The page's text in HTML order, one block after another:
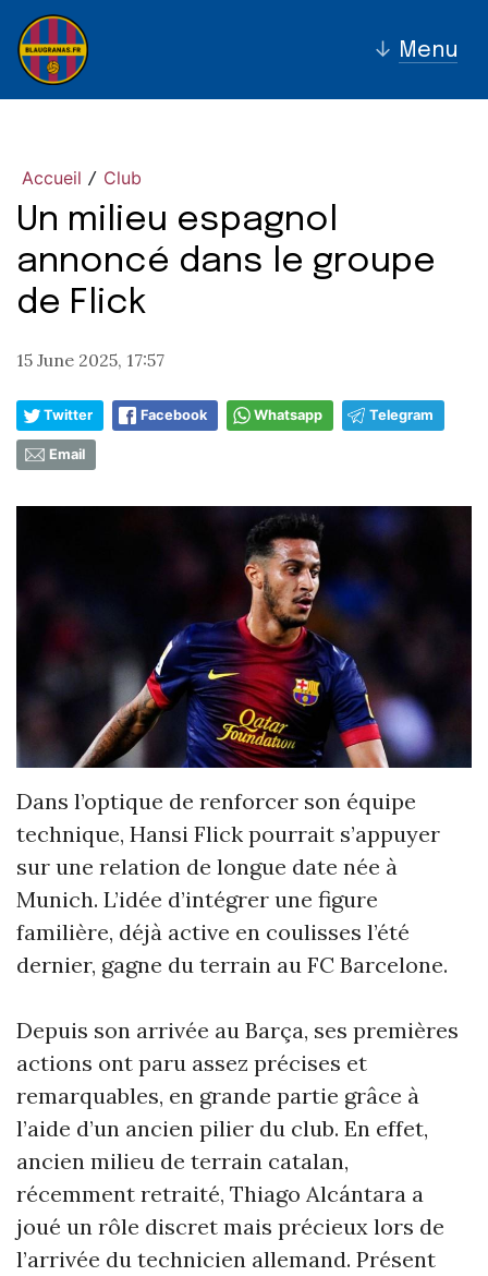
↓ Menu
Accueil / Club
Un milieu espagnol
annoncé dans le groupe
de Flick
15 June 2025, 17:57
Twitter Facebook Whatsapp Telegram
Email
Dans l’optique de renforcer son équipe
technique, Hansi Flick pourrait s’appuyer
sur une relation de longue date née à
Munich. L’idée d’intégrer une figure
familière, déjà active en coulisses l’été
dernier, gagne du terrain au FC Barcelone.
Depuis son arrivée au Barça, ses premières
actions ont paru assez précises et
remarquables, en grande partie grâce à
l’aide d’un ancien pilier du club. En effet,
ancien milieu de terrain catalan,
récemment retraité, Thiago Alcántara a
joué un rôle discret mais précieux lors de
l’arrivée du technicien allemand. Présent